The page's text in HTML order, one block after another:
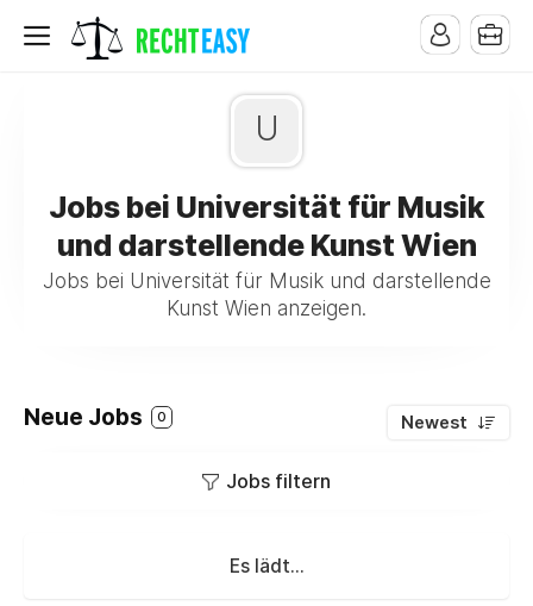
U
Jobs bei Universität für Musik
und darstellende Kunst Wien
Jobs bei Universität für Musik und darstellende
Kunst Wien anzeigen.
Neue Jobs 0 Newest
Jobs filtern
Es lädt...